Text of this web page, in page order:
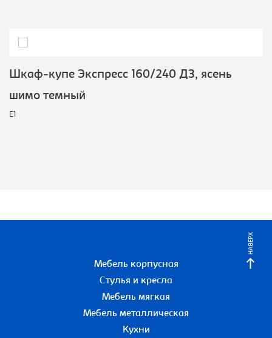
Шкаф-купе Экспресс 160/240 ДЗ, ясень
шимо темный
E1
НАВЕРХ
Мебель корпусная
Стулья и кресла
Мебель мягкая
Мебель металлическая
Кухни